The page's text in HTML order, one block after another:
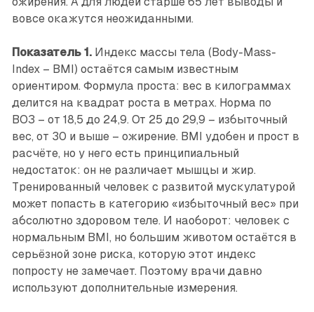
вовсе окажутся неожиданными.
Показатель 1.Индекс массы тела (Body-Mass-
Index – BMI) остаётся самым известным
ориентиром. Формула проста: вес в килограммах
делится на квадрат роста в метрах. Норма по
ВОЗ – от 18,5 до 24,9. От 25 до 29,9 – избыточный
вес, от 30 и выше – ожирение. BMI удобен и прост в
расчёте, но у него есть принципиальный
недостаток: он не различает мышцы и жир.
Тренированный человек с развитой мускулатурой
может попасть в категорию «избыточный вес» при
абсолютно здоровом теле. И наоборот: человек с
нормальным BMI, но большим животом остаётся в
серьёзной зоне риска, которую этот индекс
попросту не замечает. Поэтому врачи давно
используют дополнительные измерения.